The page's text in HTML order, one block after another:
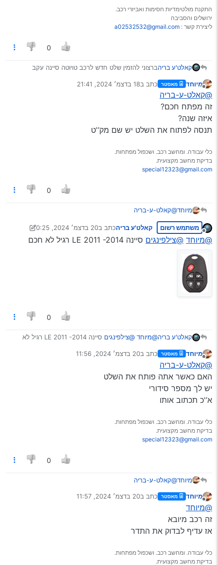
התקנת מולטימדיות חסימות ואביזרי רכב.
ירושלים והסביבה
ליצירת קשר : a02532532@gmail.com
0
קאלט'ע בריהברצוני להזמין שלט חדש לרכב טויוטה סיינה עקב
אשמח לעצת המבינים למיניהם לעזרה הן בקישור למוצר
מנותק
מיוחד מאסטר כתב ב18 בדצמ׳ 2024, 21:41
נערך לאחרונה על ידי
@קאלט-ע-בריה
זה מפתח חכם?
איזה שנה?
תנסה לפתוח את השלט יש שם מק’'ט
כלי עבודה. ומחשב רכב. ושכפול מפתחות.
בדיקת מחשב מקצועית.
special12323@gmail.com
0
מיוחד@קאלט-ע-בריה
זה מפתח חכם?
איזה שנה?
תנסה לפתוח את השלט יש שם מק’'ט
מנותק
משתמש רשום קאלט'ע בריהכתב ב20 בדצמ׳ 2024, 0:25
נערך לאחרונה על ידי קאלט'ע בריה
@מיוחד @צילפינגים סיינה LE 2011 -2014 רגיל לא חכם
0
קאלט'ע בריה@מיוחד @צילפינגים
סיינה LE 2011 -2014 רגיל לא
מנותק
מיוחד מאסטר כתב ב20 בדצמ׳ 2024, 11:56
נערך לאחרונה על ידי
@קאלט-ע-בריה
האם כאשר אתה פותח את השלט
יש לך מספר סידורי
א’'כ תכתוב אותו
כלי עבודה. ומחשב רכב. ושכפול מפתחות.
בדיקת מחשב מקצועית.
special12323@gmail.com
0
מיוחד@קאלט-ע-בריה
יש לך מספר סידורי
מיוחד מאסטר כתב ב20 בדצמ׳ 2024, 11:57
נערך לאחרונה על ידי
@מיוחד
זה רכב מיובא
אז עדיף לבדוק את התדר
כלי עבודה. ומחשב רכב. ושכפול מפתחות.
בדיקת מחשב מקצועית.